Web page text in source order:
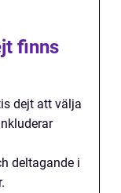
finns
dejt att välja
deltagande i